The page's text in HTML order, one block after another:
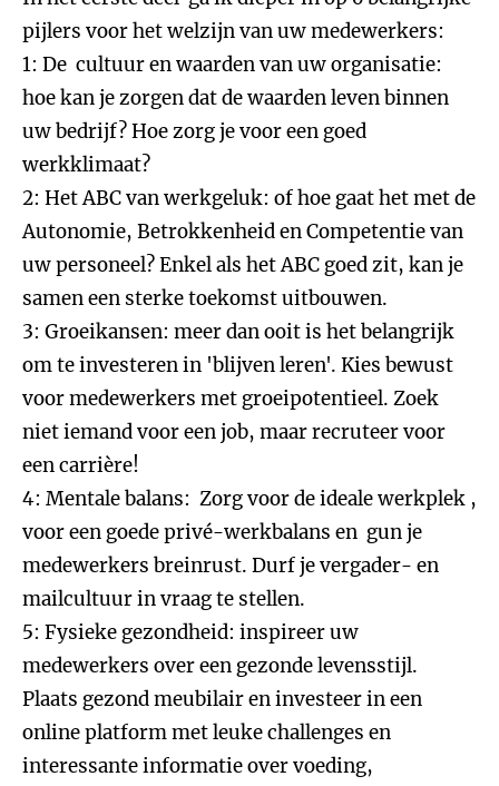
pijlers voor het welzijn van uw medewerkers:
1: De cultuur en waarden van uw organisatie:
hoe kan je zorgen dat de waarden leven binnen
uw bedrijf? Hoe zorg je voor een goed
werkklimaat?
2: Het ABC van werkgeluk: of hoe gaat het met de
Autonomie, Betrokkenheid en Competentie van
uw personeel? Enkel als het ABC goed zit, kan je
samen een sterke toekomst uitbouwen.
3: Groeikansen: meer dan ooit is het belangrijk
om te investeren in 'blijven leren'. Kies bewust
voor medewerkers met groeipotentieel. Zoek
niet iemand voor een job, maar recruteer voor
een carrière!
4: Mentale balans: Zorg voor de ideale werkplek ,
voor een goede privé-werkbalans en gun je
medewerkers breinrust. Durf je vergader- en
mailcultuur in vraag te stellen.
5: Fysieke gezondheid: inspireer uw
medewerkers over een gezonde levensstijl.
Plaats gezond meubilair en investeer in een
online platform met leuke challenges en
interessante informatie over voeding,